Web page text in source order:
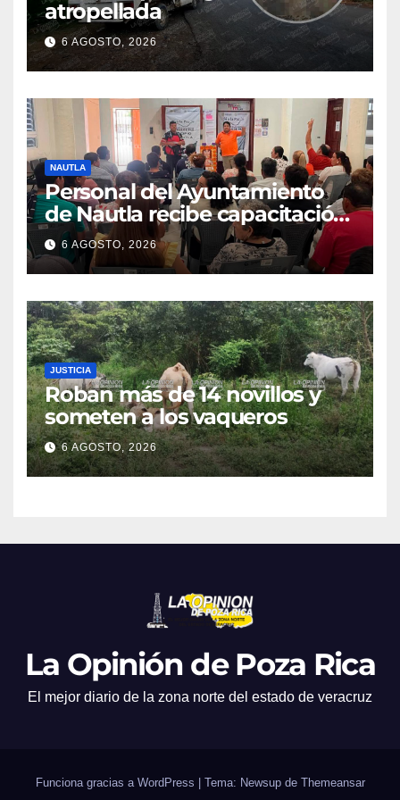
atropellada
6 AGOSTO, 2026
NAUTLA
Personal del Ayuntamiento
de Nautla recibe capacitación
en atención a emergencias
6 AGOSTO, 2026
JUSTICIA
Roban más de 14 novillos y
someten a los vaqueros
6 AGOSTO, 2026
La Opinión de Poza Rica
El mejor diario de la zona norte del estado de veracruz
Funciona gracias a WordPress Tema: Newsup de Themeansar